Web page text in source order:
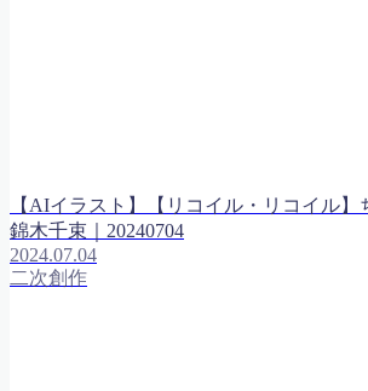
【AIイラスト】【リコイル・リコイル】
錦木千束｜20240704
2024.07.04
二次創作